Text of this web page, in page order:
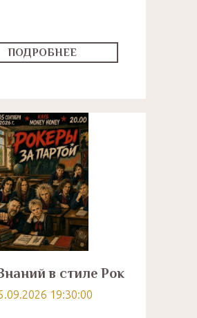
ПОДРОБНЕЕ
в стиле Рок
19:30:00